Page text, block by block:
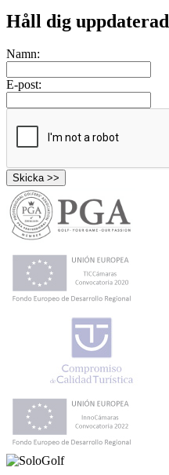
Håll dig uppdaterad
Namn:
E-post: